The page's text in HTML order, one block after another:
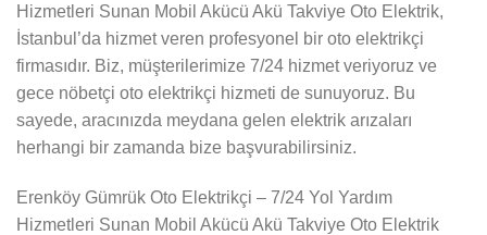
Hizmetleri Sunan Mobil Akücü Akü Takviye Oto Elektrik,
İstanbul’da hizmet veren profesyonel bir oto elektrikçi
firmasıdır. Biz, müşterilerimize 7/24 hizmet veriyoruz ve
gece nöbetçi oto elektrikçi hizmeti de sunuyoruz. Bu
sayede, aracınızda meydana gelen elektrik arızaları
herhangi bir zamanda bize başvurabilirsiniz.
Erenköy Gümrük Oto Elektrikçi – 7/24 Yol Yardım
Hizmetleri Sunan Mobil Akücü Akü Takviye Oto Elektrik